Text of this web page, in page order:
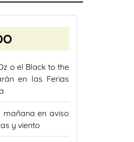
o el Black to the
en las Ferias
mañana en aviso
y viento